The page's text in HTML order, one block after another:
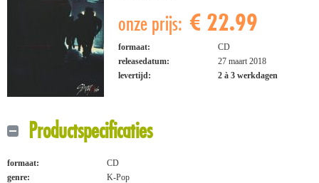
onze prijs: € 22.99
formaat:
CD
releasedatum:
27 maart 2018
levertijd:
2 à 3 werkdagen
Productspecificaties
formaat:
CD
genre:
K-Pop